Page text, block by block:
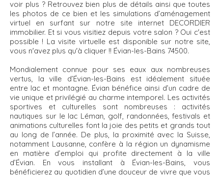
voir plus ? Retrouvez bien plus de détails ainsi que toutes
les photos de ce bien et les simulations d’aménagement
virtuel en surfant sur notre site internet DECORDIER
immobilier. Et si vous visitiez depuis votre salon ? Oui c'est
possible ! La visite virtuelle est disponible sur notre site,
vous n'avez plus qu'à cliquer !! Évian-les-Bains 74500.
Mondialement connue pour ses eaux aux nombreuses
vertus, la ville d’Évian-les-Bains est idéalement située
entre lac et montagne. Évian bénéfice ainsi d’un cadre de
vie unique et privilégié au charme intemporel. Les activités
sportives et culturelles sont nombreuses : activités
nautiques sur le lac Léman, golf, randonnées, festivals et
animations culturelles font la joie des petits et grands tout
au long de l’année. De plus, la proximité avec la Suisse,
notamment Lausanne, confère à la région un dynamisme
en matière d’emploi qui profite directement à la ville
d’Évian. En vous installant à Évian-les-Bains, vous
bénéficierez au quotidien d’une douceur de vivre que vous